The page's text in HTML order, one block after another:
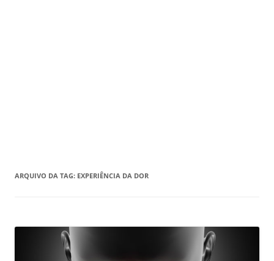
ARQUIVO DA TAG: EXPERIÊNCIA DA DOR